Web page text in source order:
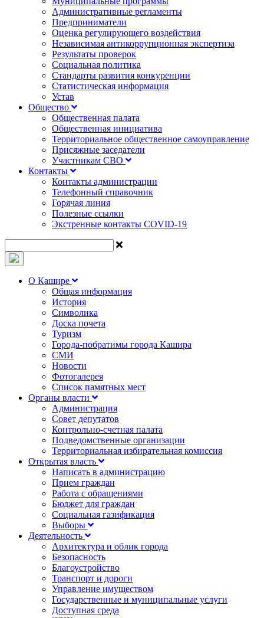
Административные регламенты
Предприниматели
Оценка регулирующего воздействия
Независимая антикоррупционная экспертиза
Результаты проверок
Социальная политика
Стандарты развития конкуренции
Статистическая информация
Устав
Общество
Общественная палата
Общественная инициатива
Территориальное общественное самоуправление
Присяжные заседатели
Участникам СВО
Контакты
Контакты администрации
Телефонный справочник
Горячая линия
Полезные ссылки
Экстренные контакты COVID-19
О Кашире
Общая информация
История
Символика
Доска почета
Туризм
Города-побратимы города Кашира
СМИ
Новости
Фотогалерея
Список памятных мест
Органы власти
Администрация
Совет депутатов
Контрольно-счетная палата
Подведомственные организации
Территориальная избирательная комиссия
Открытая власть
Написать в администрацию
Прием граждан
Работа с обращениями
Бюджет для граждан
Социальная газификация
Выборы
Деятельность
Архитектура и облик города
Безопасность
Благоустройство
Транспорт и дороги
Управление имуществом
Государственные и муниципальные услуги
Доступная среда